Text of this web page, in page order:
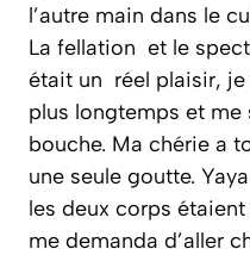
l’autre main dans le
La fellation et le
était un réel plaisir, je
plus longtemps et me
bouche. Ma chérie a
une seule goutte.
les deux corps
me demanda d’aller